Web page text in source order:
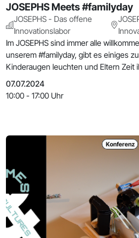
JOSEPHS Meets #familyday
JOSEPHS - Das offene
Innovationslabor
Im JOSEPHS sind immer alle
unserem #familyday, gibt es einiges
Kinderaugen leuchten und Eltern Zeit
07.07.2024
10:00 - 17:00 Uhr
Konferenz